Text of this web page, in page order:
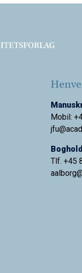
Mobil:
Tlf. +45